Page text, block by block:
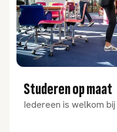
Studeren op maat
Iedereen is welkom bij